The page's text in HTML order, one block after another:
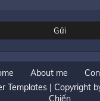
About me
Templates | Copyright
Chiến